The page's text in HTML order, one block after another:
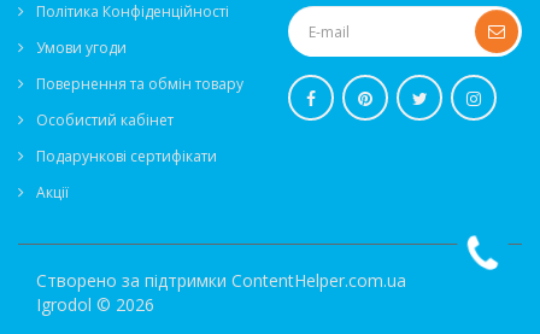
Політика Конфіденційності
Умови угоди
Повернення та обмін товару
Особистий кабінет
Подарункові сертифікати
Акції
Створено за підтримки ContentHelper.com.ua
Igrodol © 2026